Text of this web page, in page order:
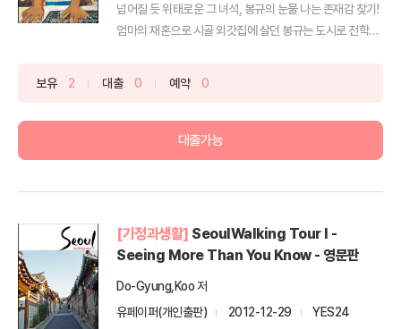
넘어질 듯 위태로운 그 녀석, 봉규의 눈물 나는 존재감 찾기!
엄마의 재혼으로 시골 외갓집에 살던 봉규는 도시로 전학
보유 2 대출 0 예약 0
대출가능
[가정과생활] SeoulWalking Tour I -
Seeing More Than You Know - 영문판
Do-Gyung,Koo 저
유페이퍼(개인출판)
2012-12-29
YES24